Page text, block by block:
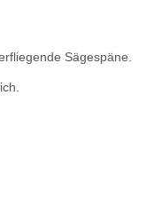
Sägespäne.